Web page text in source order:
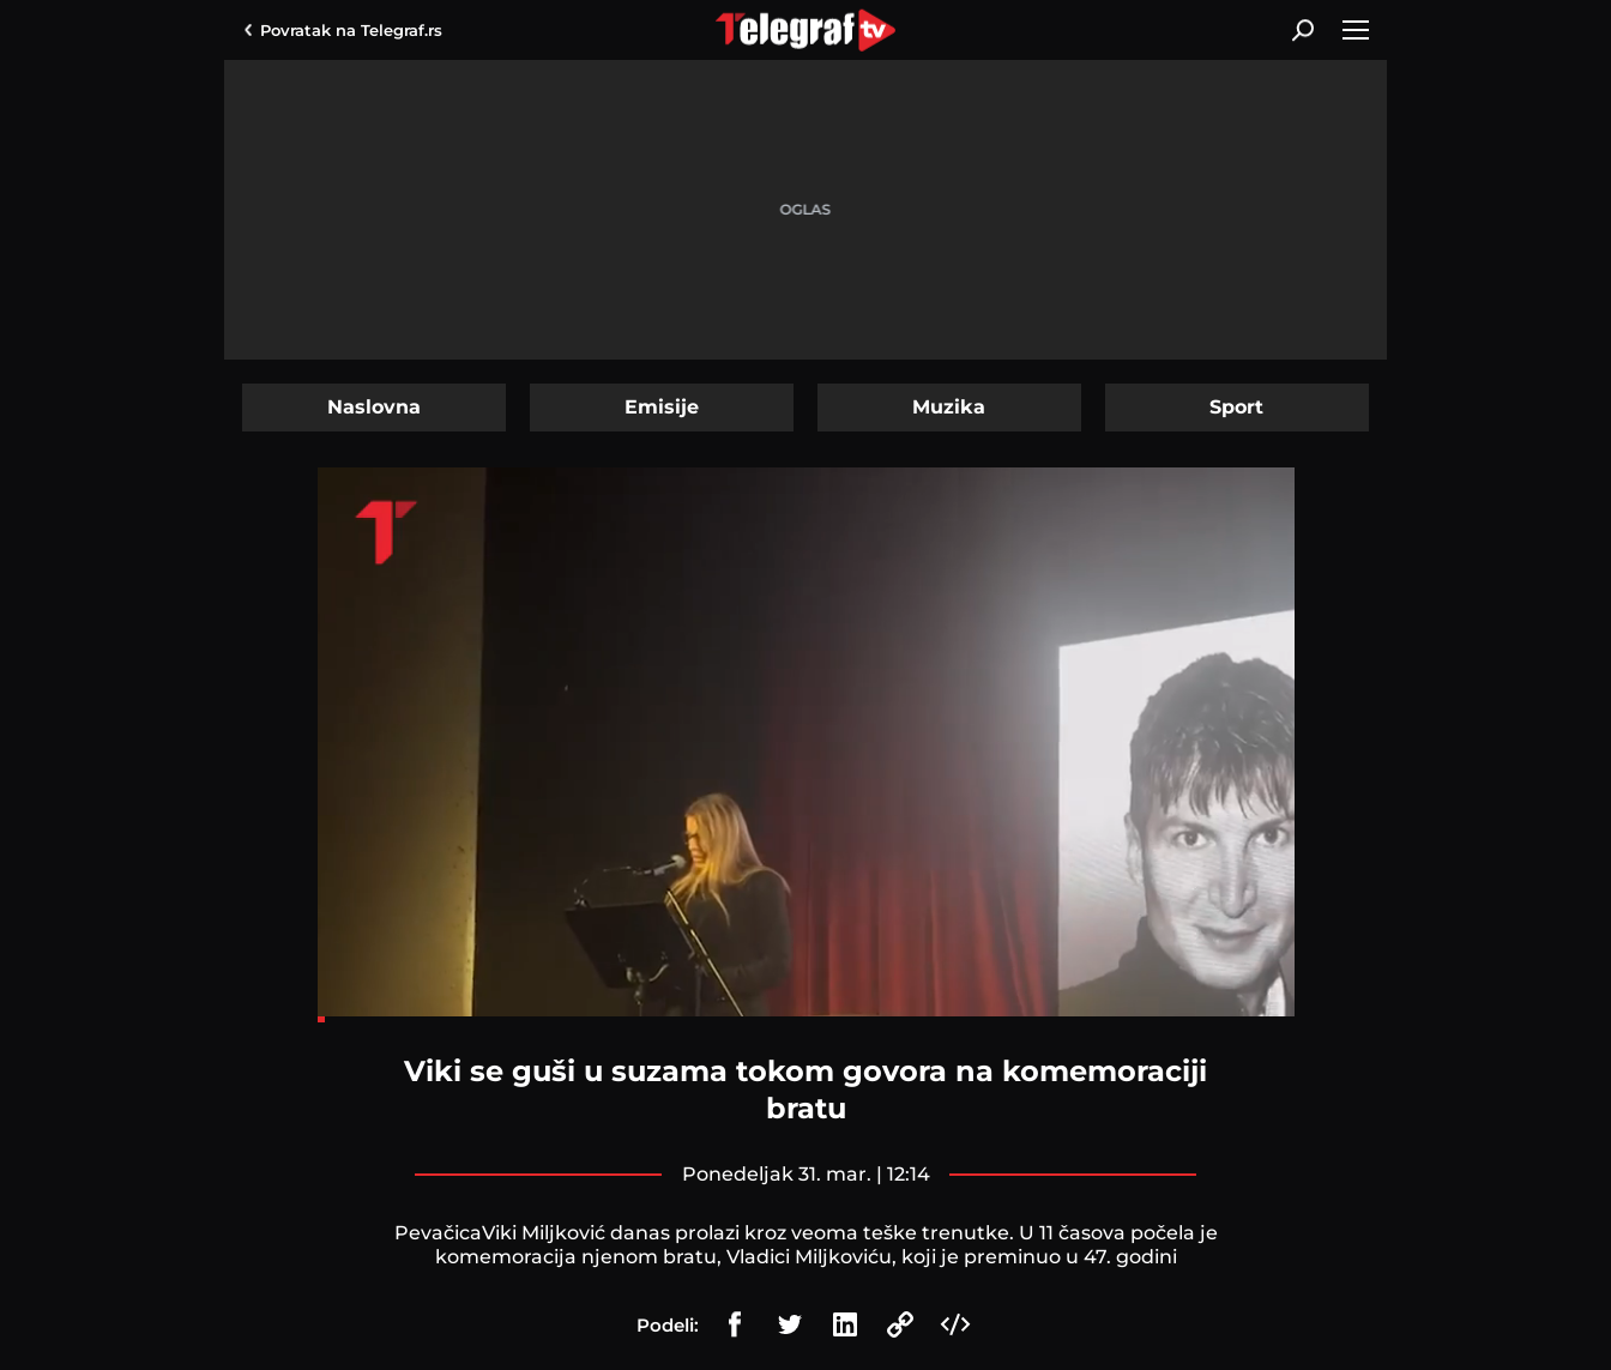
Povratak na Telegraf.rs
Naslovna Emisije Muzika Sport
Viki se guši u suzama tokom govora na komemoraciji
bratu
ponedeljak 31. mar. | 12:14
PevačicaViki Miljković danas prolazi kroz veoma teške trenutke. U 11 časova počela je
komemoracija njenom bratu, Vladici Miljkoviću, koji je preminuo u 47. godini
Podeli: